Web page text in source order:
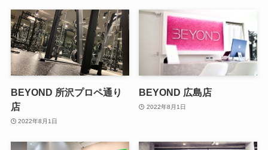
BEYOND 所沢プロペ通り
店
2022年8月1日
BEYOND 広島店
2022年8月1日